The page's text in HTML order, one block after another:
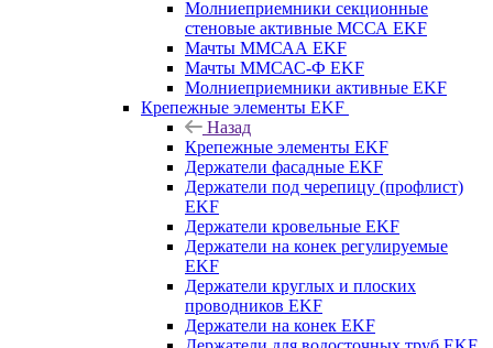
Молниеприемники секционные
стеновые активные МССА EKF
Мачты ММСАА EKF
Мачты ММСАС-Ф EKF
Молниеприемники активные EKF
Крепежные элементы EKF
Назад
Крепежные элементы EKF
Держатели фасадные EKF
Держатели под черепицу (профлист)
EKF
Держатели кровельные EKF
Держатели на конек регулируемые
EKF
Держатели круглых и плоских
проводников EKF
Держатели на конек EKF